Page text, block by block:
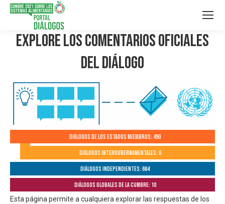
Explore los Comentarios Oficiales
del Diálogo
Diálogos de los Estados Miembros: 490
Diálogos Intergubernamentales: 6
Diálogos independientes: 684
Diálogos globales de la Cumbre: 10
Esta página permite a cualquiera explorar las respuestas de los